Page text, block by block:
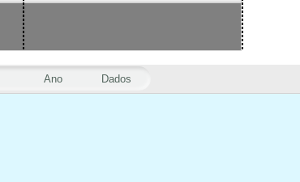
Ano Dados